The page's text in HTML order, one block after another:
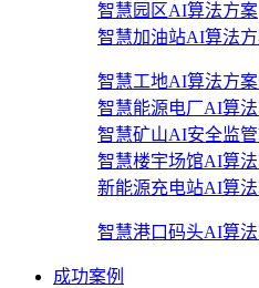
智慧园区AI算法方案
智慧加油站AI算法
智慧工地AI算法方案
智慧能源电厂AI算
智慧矿山AI安全监
智慧楼宇场馆AI算
新能源充电站AI算
智慧港口码头AI算
成功案例